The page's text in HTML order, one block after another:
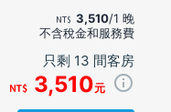
3,510/1 晚
不含稅金和服務費
只剩 13 間客房
3,510元